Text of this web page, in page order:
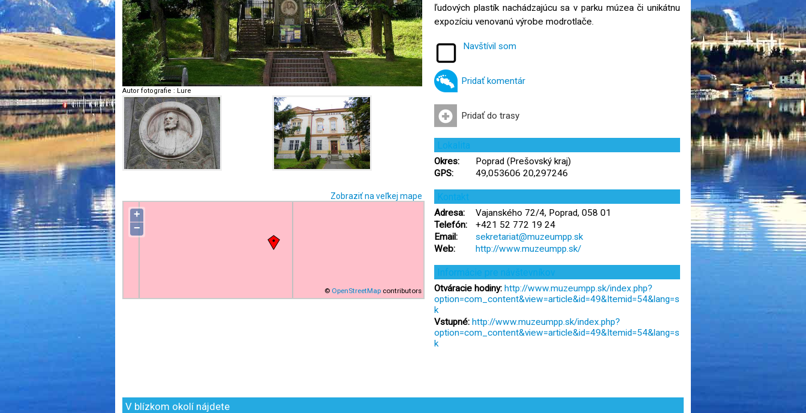
Autor fotografie : Lure
Zobraziť na veľkej mape
+
−
© OpenStreetMap contributors
ľudových plastík nachádzajúcu sa v parku múzea či unikátnu
expozíciu venovanú výrobe modrotlače.
Navštívil som
Pridať komentár
Pridať do trasy
Lokalita
Okres:
Poprad (Prešovský kraj)
GPS:
49,053606 20,297246
Kontakt
Adresa:
Vajanského 72/4, Poprad, 058 01
Telefón:
+421 52 772 19 24
Email:
sekretariat@muzeumpp.sk
Web:
http://www.muzeumpp.sk/
Informácie pre návštevníkov
Otváracie hodiny: http://www.muzeumpp.sk/index.php?
option=com_content&view=article&id=49&Itemid=54&lang=s
k
Vstupné: http://www.muzeumpp.sk/index.php?
option=com_content&view=article&id=49&Itemid=54&lang=s
k
V blízkom okolí nájdete